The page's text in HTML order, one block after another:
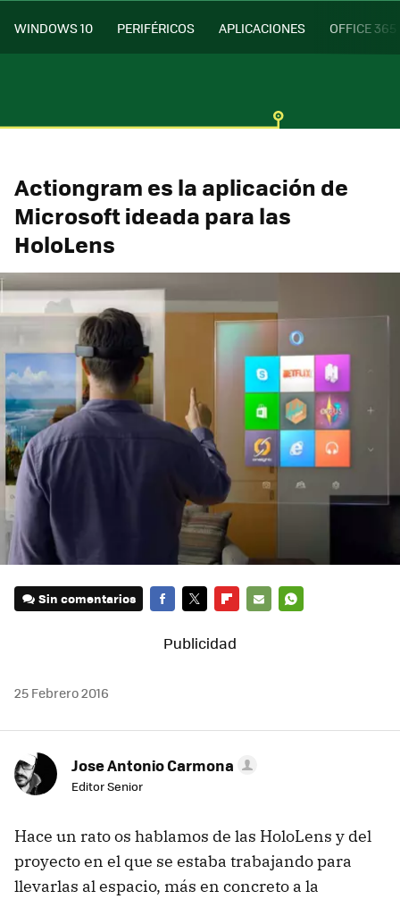
WINDOWS 10 PERIFÉRICOS APLICACIONES OFFICE 365
Actiongram es la aplicación de
Microsoft ideada para las
HoloLens
Sin comentarios
25 Febrero 2016
Jose Antonio Carmona
Editor Senior
Hace un rato os hablamos de las HoloLens y del
proyecto en el que se estaba trabajando para
llevarlas al espacio, más en concreto a la